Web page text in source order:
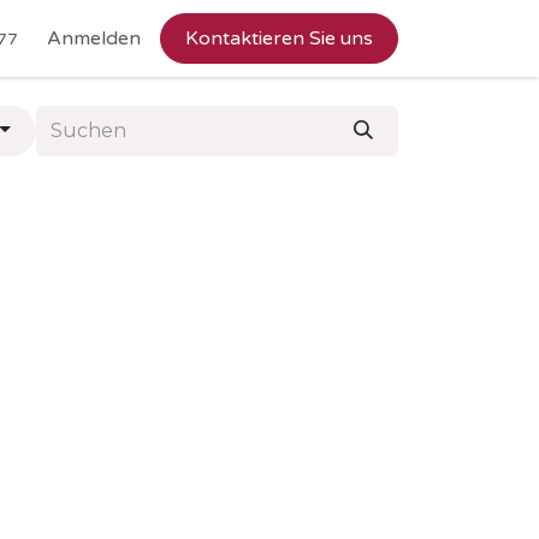
Anmelden Kontaktieren Sie uns